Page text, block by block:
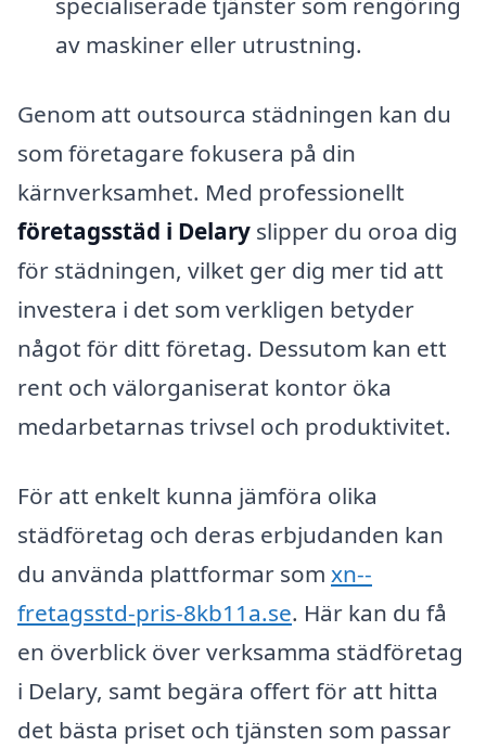
av maskiner eller utrustning.
Genom att outsourca städningen kan du
som företagare fokusera på din
kärnverksamhet. Med professionellt
företagsstäd i Delary slipper du oroa dig
för städningen, vilket ger dig mer tid att
investera i det som verkligen betyder
något för ditt företag. Dessutom kan ett
rent och välorganiserat kontor öka
medarbetarnas trivsel och produktivitet.
För att enkelt kunna jämföra olika
städföretag och deras erbjudanden kan
du använda plattformar som xn--
fretagsstd-pris-8kb11a.se. Här kan du få
en överblick över verksamma städföretag
i Delary, samt begära offert för att hitta
det bästa priset och tjänsten som passar